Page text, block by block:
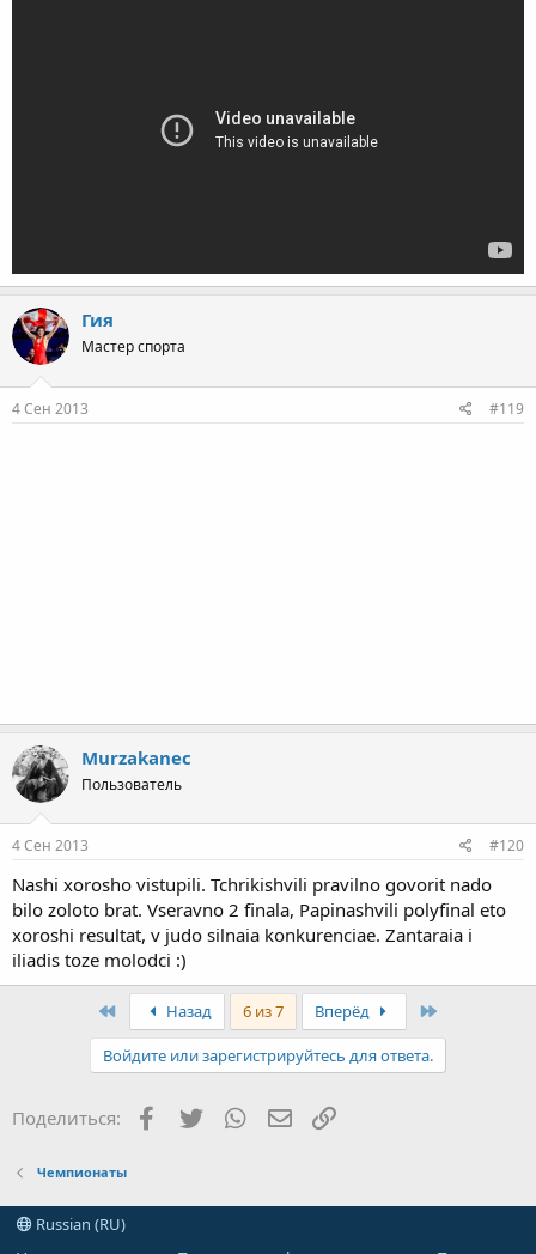
Гия
Мастер спорта
4 Сен 2013 #119
Murzakanec
Пользователь
4 Сен 2013 #120
Nashi xorosho vistupili. Tchrikishvili pravilno govorit nado
bilo zoloto brat. Vseravno 2 finala, Papinashvili polyfinal eto
xoroshi resultat, v judo silnaia konkurenciae. Zantaraia i
iliadis toze molodci :)
Назад 6 из 7 Вперёд
Войдите или зарегистрируйтесь для ответа.
Поделиться: Facebook
Twitter WhatsAppЭлектронная почта
Чемпионаты
Russian (RU)